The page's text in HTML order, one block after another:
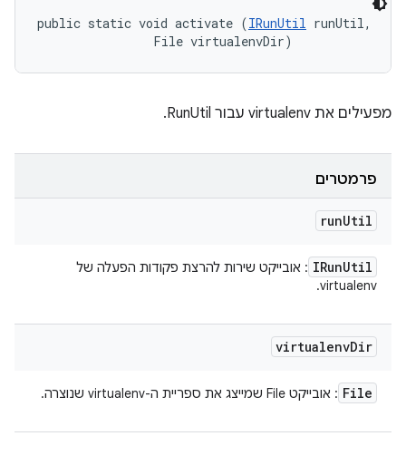
public static void activate (IRunUtil runUtil,
                File virtualenvDir)
מפעילים את virtualenv עבור RunUtil.
פרמטרים
runUtil
IRunUtil
: אובייקט שירות להרצת פקודות הפעלה של
virtualenv.
virtualenvDir
File : אובייקט File שמייצג את ספריית ה-virtualenv שנוצרה.